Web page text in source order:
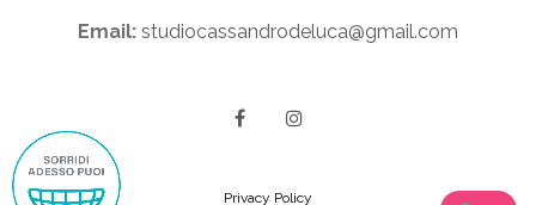
Email: studiocassandrodeluca@gmail.com
Privacy Policy